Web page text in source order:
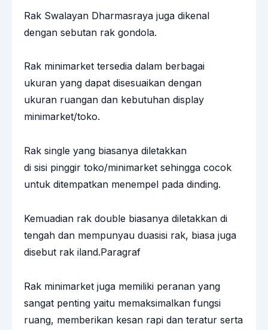
Rak Swalayan Dharmasraya juga dikenal
dengan sebutan rak gondola.
Rak minimarket tersedia dalam berbagai
ukuran yang dapat disesuaikan dengan
ukuran ruangan dan kebutuhan display
minimarket/toko.
Rak single yang biasanya diletakkan
di sisi pinggir toko/minimarket sehingga cocok
untuk ditempatkan menempel pada dinding.
Kemuadian rak double biasanya diletakkan di
tengah dan mempunyau duasisi rak, biasa juga
disebut rak iland.Paragraf
Rak minimarket juga memiliki peranan yang
sangat penting yaitu memaksimalkan fungsi
ruang, memberikan kesan rapi dan teratur serta